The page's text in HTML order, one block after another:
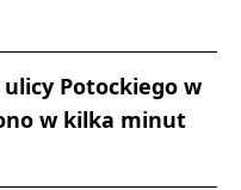
ulicy Potockiego w
w kilka minut